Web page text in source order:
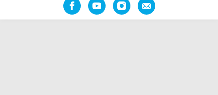
FacebookYouTubeInstagramOdporučiť